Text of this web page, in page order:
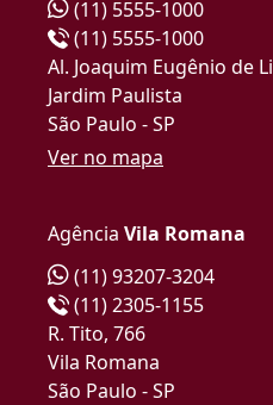
(11) 5555-1000
(11) 5555-1000
Al. Joaquim Eugênio de
Jardim Paulista
São Paulo - SP
Ver no mapa
Agência Vila Romana
(11) 93207-3204
(11) 2305-1155
R. Tito, 766
Vila Romana
São Paulo - SP